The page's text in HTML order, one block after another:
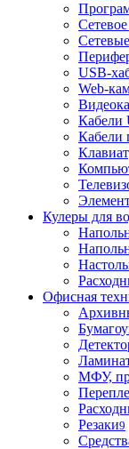
USB-
Web-
Кабели
Кабели
Кулеры для
Офисная
МФУ,
Резаки9